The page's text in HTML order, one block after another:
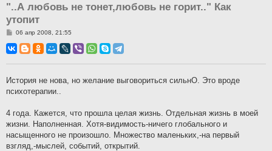
"..А любовь не тонет,любовь не горит.." Как
утопит
С
о
б
и
е
06 апр 2008, 21:55
История не нова, но желание выговориться сильнО. Это вроде
психотерапии..
4 года. Кажется, что прошла целая жизнь. Отдельная жизнь в моей
жизни. Наполненная. Хотя-видимость-ничего глобального и
насыщенного не произошло. Множество маленьких,-на первый
взгляд,-мыслей, событий, открытий.